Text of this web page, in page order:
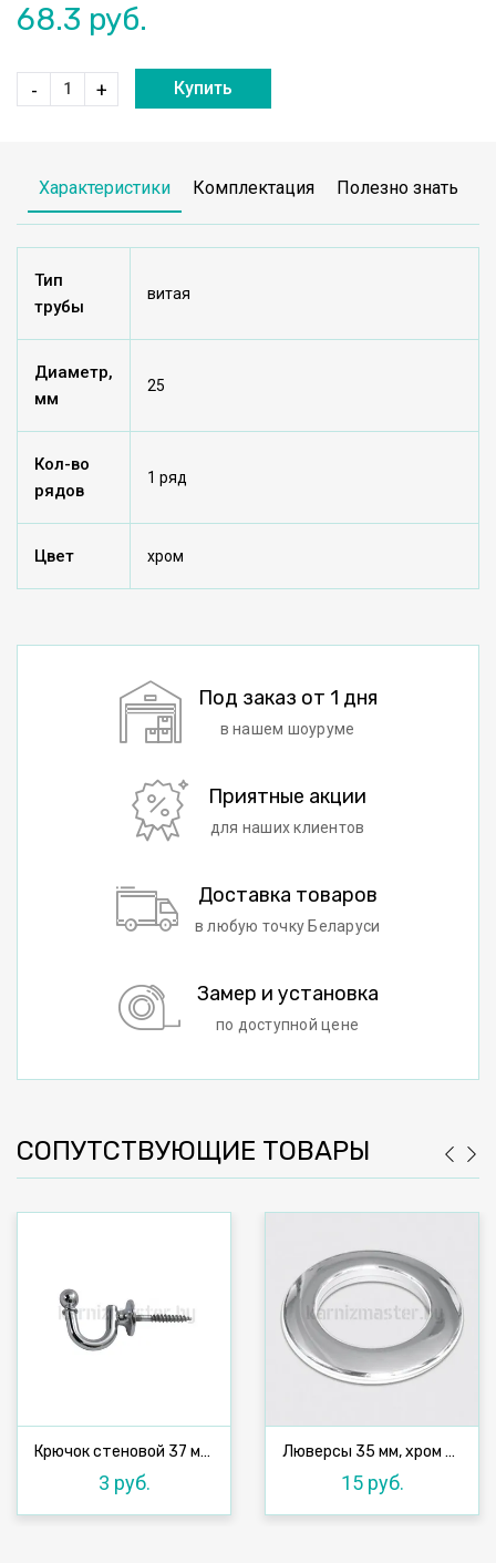
68.3 руб.
- + Купить
Характеристики Комплектация Полезно знать
Тип
трубы
витая
Диаметр,
мм
25
Кол-во
рядов
1 ряд
Цвет хром
Под заказ от 1 дня
в нашем шоуруме
Приятные акции
для наших клиентов
Доставка товаров
в любую точку Беларуси
Замер и установка
по доступной цене
СОПУТСТВУЮЩИЕ ТОВАРЫ
Крючок стеновой 37 мм, хром
3 руб.
Люверсы 35 мм, хром №1, 10 шт
15 руб.